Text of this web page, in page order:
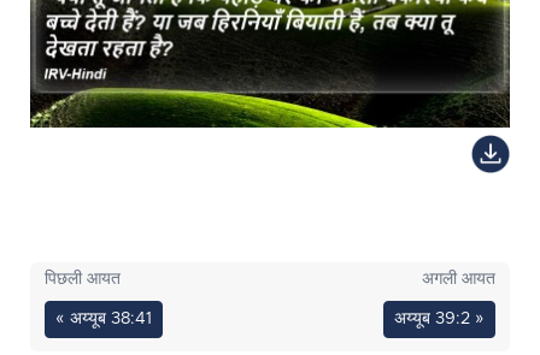
पिछली आयत
« अय्यूब 38:41
अगली आयत
अय्यूब 39:2 »